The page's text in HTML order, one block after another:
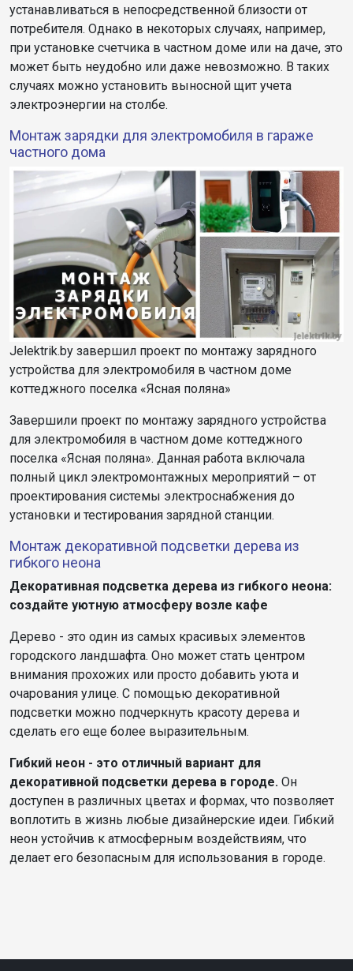
устанавливаться в непосредственной близости от
потребителя. Однако в некоторых случаях, например,
при установке счетчика в частном доме или на даче, это
может быть неудобно или даже невозможно. В таких
случаях можно установить выносной щит учета
электроэнергии на столбе.
Монтаж зарядки для электромобиля в гараже
частного дома
Jelektrik.by завершил проект по монтажу зарядного
устройства для электромобиля в частном доме
коттеджного поселка «Ясная поляна»
Завершили проект по монтажу зарядного устройства
для электромобиля в частном доме коттеджного
поселка «Ясная поляна». Данная работа включала
полный цикл электромонтажных мероприятий – от
проектирования системы электроснабжения до
установки и тестирования зарядной станции.
Монтаж декоративной подсветки дерева из
гибкого неона
Декоративная подсветка дерева из гибкого неона:
создайте уютную атмосферу возле кафе
Дерево - это один из самых красивых элементов
городского ландшафта. Оно может стать центром
внимания прохожих или просто добавить уюта и
очарования улице. С помощью декоративной
подсветки можно подчеркнуть красоту дерева и
сделать его еще более выразительным.
Гибкий неон - это отличный вариант для
декоративной подсветки дерева в городе. Он
доступен в различных цветах и формах, что позволяет
воплотить в жизнь любые дизайнерские идеи. Гибкий
неон устойчив к атмосферным воздействиям, что
делает его безопасным для использования в городе.